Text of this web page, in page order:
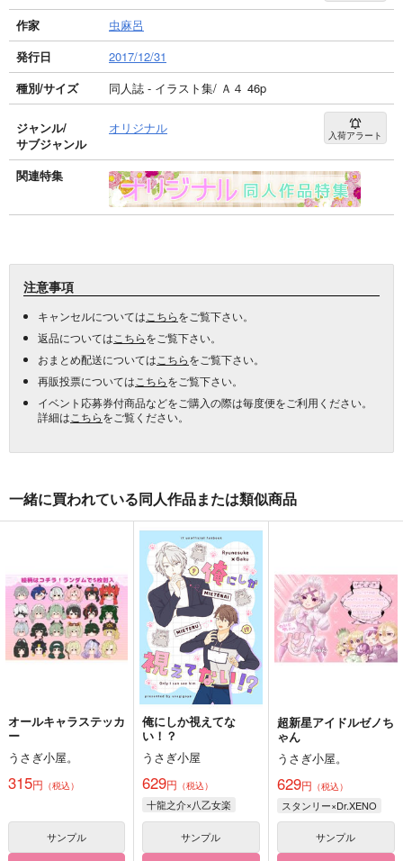
作家
虫麻呂
発行日
2017/12/31
種別/サイズ
同人誌 - イラスト集/ Ａ４ 46p
ジャンル/
サブジャンル
オリジナル 入荷アラート
関連特集
注意事項
キャンセルについては こちらをご覧下さい。
返品については こちらをご覧下さい。
おまとめ配送については こちらをご覧下さい。
再販投票については こちらをご覧下さい。
イベント応募券付商品などをご購入の際は毎度便をご利用ください。
詳細は こちらをご覧ください。
一緒に買われている同人作品または類似商品
オールキャラステッカ
ー
うさぎ小屋。
315円 （税込）
サンプル
俺にしか視えてな
い！？
うさぎ小屋
629円 （税込）
十龍之介×八乙女楽
サンプル
超新星アイドルゼノち
ゃん
うさぎ小屋。
629円 （税込）
スタンリー×Dr.XENO
サンプル